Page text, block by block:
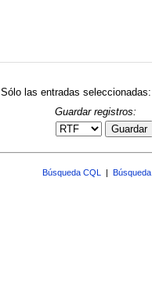
Sólo las entradas seleccionadas:
Guardar registros:
Guardar
Búsqueda CQL